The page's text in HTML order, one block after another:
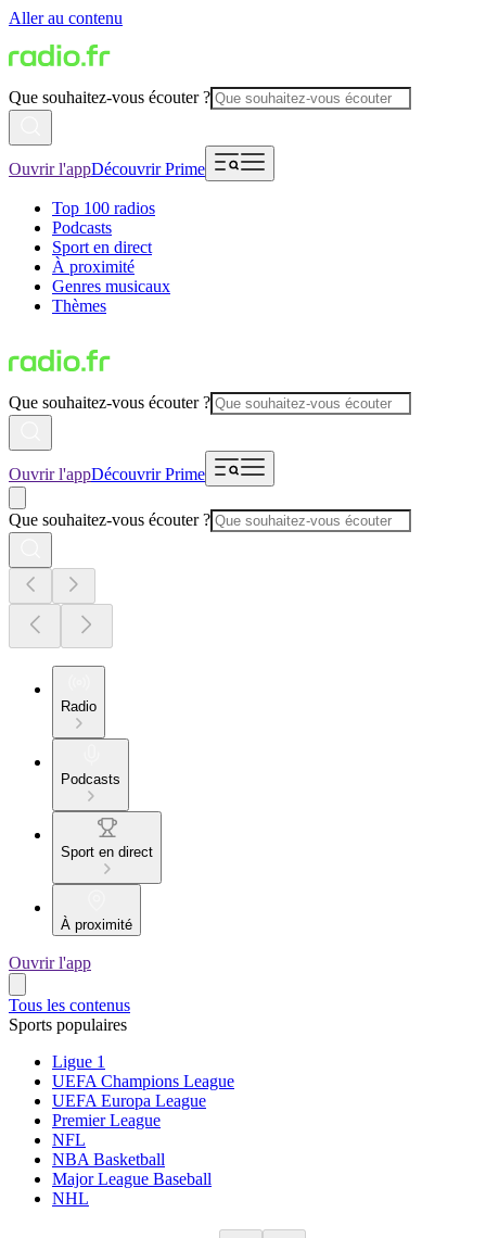
Aller au contenu
Que souhaitez-vous écouter ?
Ouvrir l'appDécouvrir Prime
Top 100 radios
Podcasts
Sport en direct
À proximité
Genres musicaux
Thèmes
Que souhaitez-vous écouter ?
Ouvrir l'appDécouvrir Prime
Que souhaitez-vous écouter ?
Radio
Podcasts
Sport en direct
À proximité
Ouvrir l'app
Tous les contenus
Sports populaires
Ligue 1
UEFA Champions League
UEFA Europa League
Premier League
NFL
NBA Basketball
Major League Baseball
NHL